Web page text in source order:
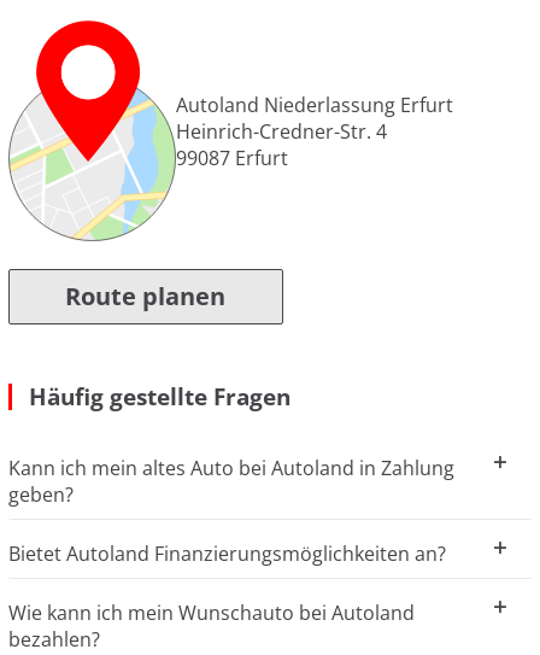
Autoland Niederlassung Erfurt
Heinrich-Credner-Str. 4
99087 Erfurt
Route planen
Häufig gestellte Fragen
Kann ich mein altes Auto bei Autoland in Zahlung
geben?
Bietet Autoland Finanzierungsmöglichkeiten an?
Wie kann ich mein Wunschauto bei Autoland
bezahlen?